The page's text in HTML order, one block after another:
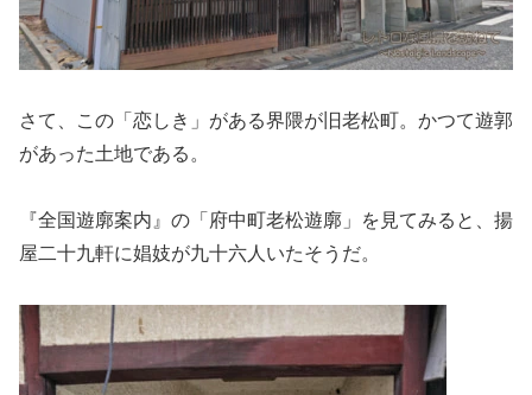
さて、この「恋しき」がある界隈が旧老松町。かつて遊郭
があった土地である。
『全国遊廓案内』の「府中町老松遊廓」を見てみると、揚
屋二十九軒に娼妓が九十六人いたそうだ。